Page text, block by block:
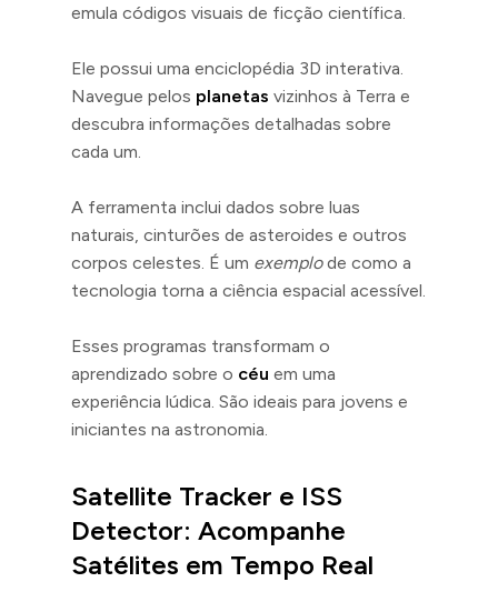
emula códigos visuais de ficção científica.
Ele possui uma enciclopédia 3D interativa.
Navegue pelos planetas vizinhos à Terra e
descubra informações detalhadas sobre
cada um.
A ferramenta inclui dados sobre luas
naturais, cinturões de asteroides e outros
corpos celestes. É um exemplode como a
tecnologia torna a ciência espacial acessível.
Esses programas transformam o
aprendizado sobre o céu em uma
experiência lúdica. São ideais para jovens e
iniciantes na astronomia.
Satellite Tracker e ISS
Detector: Acompanhe
Satélites em Tempo Real